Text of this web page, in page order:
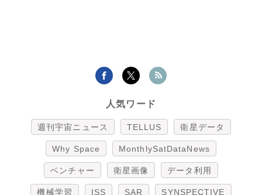
人気ワード
週刊宇宙ニュース TELLUS 衛星データ
Why Space MonthlySatDataNews
ベンチャー 衛星画像 データ利用
機械学習 ISS SAR SYNSPECTIVE